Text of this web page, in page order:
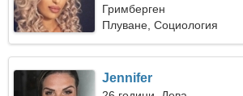
Гримберген
Плуване, Социология
Jennifer